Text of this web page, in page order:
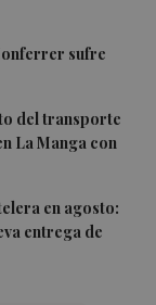
sufre
del transporte
La Manga con
en agosto:
entrega de